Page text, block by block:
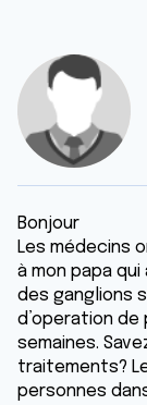
Bonjour
Les médecins
à mon papa
des ganglions
d’operation de
semaines.
traitements?
personnes